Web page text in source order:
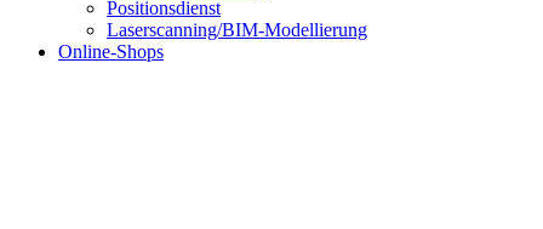
Positionsdienst
Laserscanning/BIM-Modellierung
Online-Shops